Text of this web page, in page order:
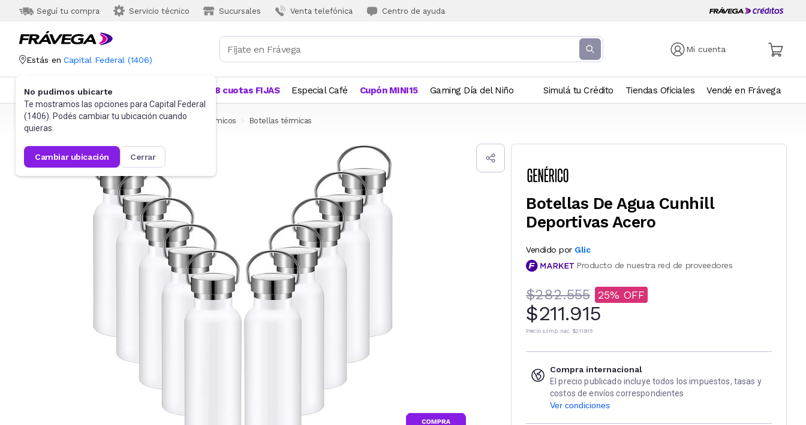
Seguí tu compra Servicio técnico Sucursales Venta telefónica Centro de ayuda
Mi cuenta
Estás en Capital Federal (1406)
No pudimos ubicarte
Te mostramos las opciones para Capital Federal
(1406). Podés cambiar tu ubicación cuando
quieras.
cambiar ubicación cerrar
Categorías Más Vendidos 18 cuotas FIJAS Especial Café Cupón MINI15 Gaming Día del Niño Simulá tu Crédito Tiendas Oficiales Vendé en Frávega
Frávega Hogar Bazar Termos y Recipientes térmicos Botellas térmicas
Botellas De Agua Cunhill
Deportivas Acero
Vendido por Glic
Producto de nuestra red de proveedores
$282.555 25
$211.915
Precio s/imp. nac. $211.915
Compra internacional
El precio publicado incluye todos los impuestos, tasas y
costos de envíos correspondientes
Ver condiciones